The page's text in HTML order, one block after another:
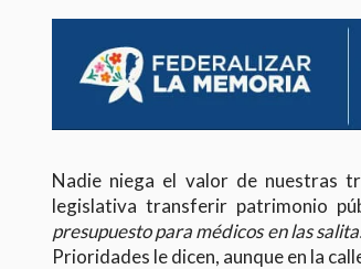
Nadie niega el valor de nuestras
legislativa transferir patrimonio
presupuesto para médicos en las
Prioridades le dicen, aunque en la